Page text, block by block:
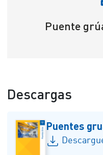
Puente
Descargas
Puentes